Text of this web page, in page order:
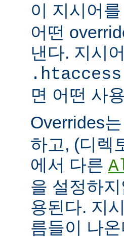
이 지시어를
어떤
낸다. 지시
.htaccess
면 어떤 사
Overrides는
하고, (디렉
에서 다른
을 설정하
용된다. 지
름들이 나